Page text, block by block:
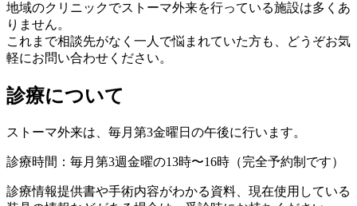
地域のクリニックでストーマ外来を行っている施設は多くあ
りません。
これまで相談先がなく一人で悩まれていた方も、どうぞお気
軽にお問い合わせください。
診療について
ストーマ外来は、毎月第3金曜日の午後に行います。
診療時間：毎月第3週金曜の13時〜16時（完全予約制です）
診療情報提供書や手術内容がわかる資料、現在使用している